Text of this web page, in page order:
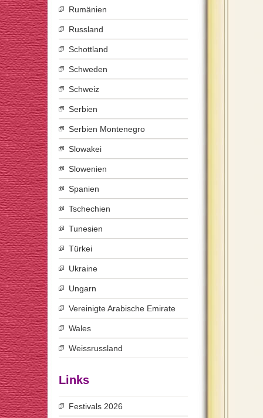
Rumänien
Russland
Schottland
Schweden
Schweiz
Serbien
Serbien Montenegro
Slowakei
Slowenien
Spanien
Tschechien
Tunesien
Türkei
Ukraine
Ungarn
Vereinigte Arabische Emirate
Wales
Weissrussland
Links
Festivals 2026